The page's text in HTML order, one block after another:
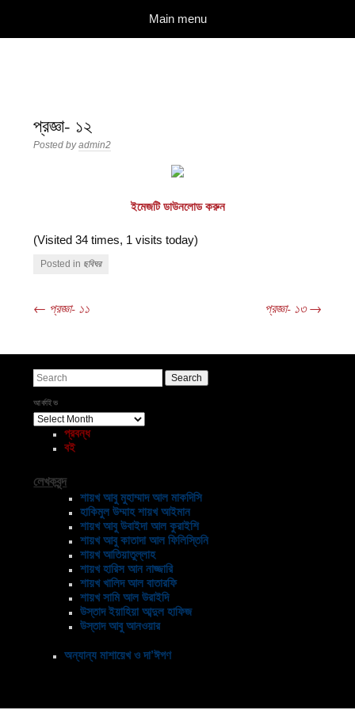
Main menu
প্রজ্ঞা- ১২
Posted byadmin2
ইমেজটি ডাউনলোড করুন
(Visited 34 times, 1 visits today)
Posted in ছবিঘর
Post navigation
← প্রজ্ঞা- ১১ প্রজ্ঞা- ১৩→
Search
আর্কাইভ
আর্কাইভ
প্রবন্ধ
বই
লেখকবৃন্দ
শায়খ আবু মুহাম্মাদ আল মাকদিসি
হাকিমুল উম্মাহ শায়খ আইমান
শায়খ আবু উবাইদা আল কুরাইশি
শায়খ আবু কাতাদা আল ফিলিস্তিনি
শায়খ আতিয়াতুল্লাহ
শায়খ হারিস আন নাজ্জারি
শায়খ খালিদ আল বাতারফি
শায়খ সামি আল উরাইদি
উস্তাদ ইয়াহিয়া আব্দুল হাফিজ
উস্তাদ আবু আনওয়ার
অন্যান্য মাশায়েখ ও দা’ঈগণ